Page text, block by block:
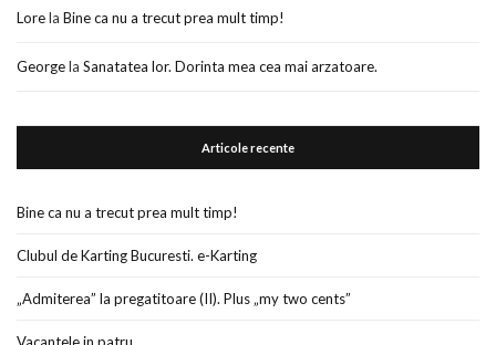
Lorela Bine ca nu a trecut prea mult timp!
Georgela Sanatatea lor. Dorinta mea cea mai arzatoare.
Articole recente
Bine ca nu a trecut prea mult timp!
Clubul de Karting Bucuresti. e-Karting
„Admiterea” la pregatitoare (II). Plus „my two cents”